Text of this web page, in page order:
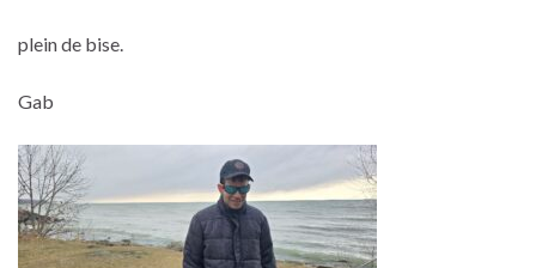
plein de bise.
Gab